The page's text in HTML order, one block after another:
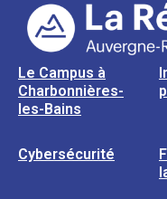
Le Campus à
Charbonnières-
les-Bains
Cybersécurité